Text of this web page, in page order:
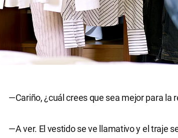
—Cariño, ¿cuál crees que sea mejor para la
—A ver. El vestido se ve llamativo y el traje